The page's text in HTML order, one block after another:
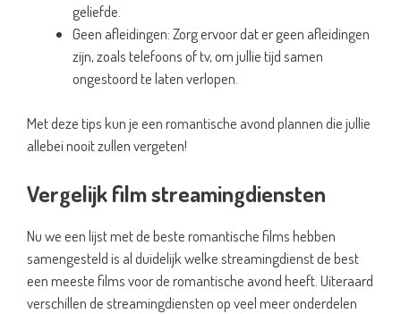
geliefde.
Geen afleidingen: Zorg ervoor dat er geen afleidingen
zijn, zoals telefoons of tv, om jullie tijd samen
ongestoord te laten verlopen.
Met deze tips kun je een romantische avond plannen die jullie
allebei nooit zullen vergeten!
Vergelijk film streamingdiensten
Nu we een lijst met de beste romantische films hebben
samengesteld is al duidelijk welke streamingdienst de best
een meeste films voor de romantische avond heeft. Uiteraard
verschillen de streamingdiensten op veel meer onderdelen